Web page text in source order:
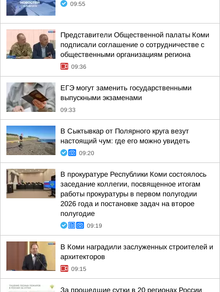
09:55
Представители Общественной палаты Коми
подписали соглашение о сотрудничестве с
общественными организациям региона
09:36
ЕГЭ могут заменить государственными
выпускными экзаменами
09:33
В Сыктывкар от Полярного круга везут
настоящий чум: где его можно увидеть
09:20
В прокуратуре Республики Коми состоялось
заседание коллегии, посвященное итогам
работы прокуратуры в первом полугодии
2026 года и постановке задач на второе
полугодие
09:19
В Коми наградили заслуженных строителей и
архитекторов
09:15
За прошедшие сутки в 20 регионах России